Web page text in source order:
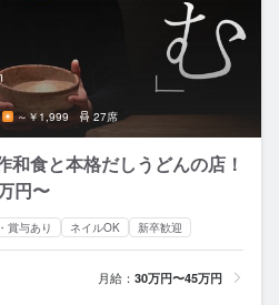
～￥1,999 27席
和食と本格だしうどんの店！
円〜
賞与あり ネイルOK 新卒歓迎
月給： 30万円〜45万円